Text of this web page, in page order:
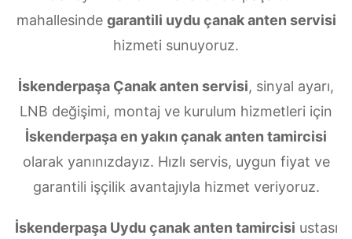
mahallesinde garantili uydu çanak anten servisi
hizmeti sunuyoruz.
İskenderpaşa Çanak anten servisi, sinyal ayarı,
LNB değişimi, montaj ve kurulum hizmetleri için
İskenderpaşa en yakın çanak anten tamircisi
olarak yanınızdayız. Hızlı servis, uygun fiyat ve
garantili işçilik avantajıyla hizmet veriyoruz.
İskenderpaşa Uydu çanak anten tamircisi ustası